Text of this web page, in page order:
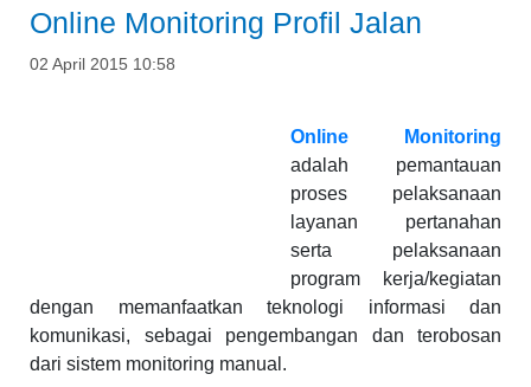
Online Monitoring Profil Jalan
02 April 2015 10:58
Online Monitoring
adalah pemantauan
proses pelaksanaan
layanan pertanahan
serta pelaksanaan
program kerja/kegiatan
dengan memanfaatkan teknologi informasi dan
komunikasi, sebagai pengembangan dan terobosan
dari sistem monitoring manual.